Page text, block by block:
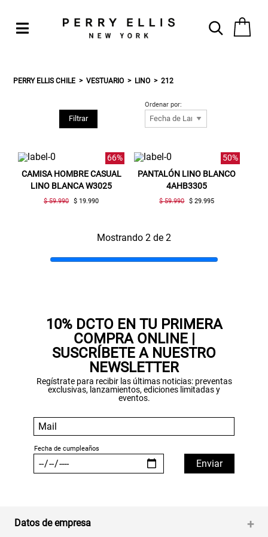
PERRY ELLIS CHILE VESTUARIO LINO 212
Filtrar
Ordenar por:
66%
CAMISA HOMBRE CASUAL
LINO BLANCA W3025
$ 59.990 $ 19.990
50%
PANTALÓN LINO BLANCO
4AHB3305
$ 59.990 $ 29.995
Mostrando 2 de 2
10% DCTO EN TU PRIMERA
COMPRA ONLINE |
SUSCRÍBETE A NUESTRO
NEWSLETTER
Regístrate para recibir las últimas noticias: preventas
exclusivas, lanzamientos, ediciones limitadas y
eventos.
Gracias por inscribirte!
Aquí esta tu cupón, usalo en tu siguiente
compra. Valido por 72 hrs.
SUSPE01
Datos de empresa +